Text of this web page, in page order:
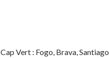
Cap Vert : Fogo, Brava, Santiago